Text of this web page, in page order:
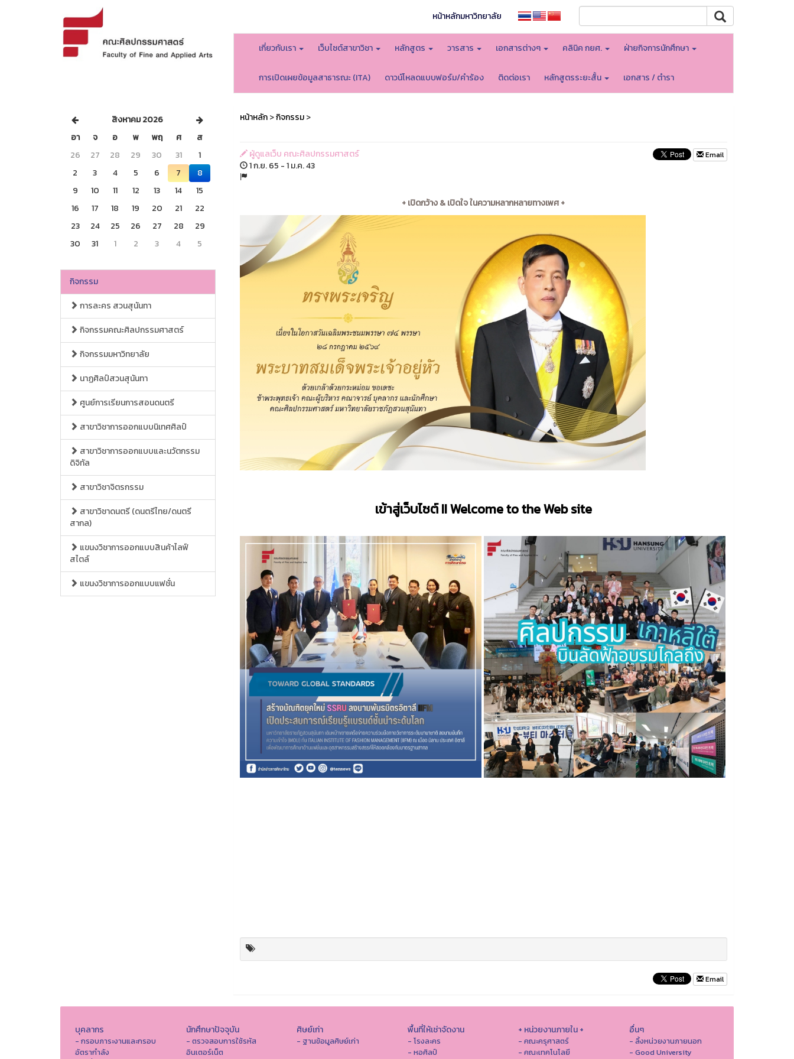
หน้าหลักมหาวิทยาลัย
เกี่ยวกับเรา เว็บไซต์สาขาวิชา หลักสูตร วารสาร เอกสารต่างๆ คลินิค กยศ. ฝ่ายกิจการนักศึกษา
การเปิดเผยข้อมูลสาธารณะ (ITA) ดาวน์โหลดแบบฟอร์ม/คำร้อง ติดต่อเรา หลักสูตรระยะสั้น เอกสาร / ตำรา
สิงหาคม 2026
อา
จ อ พ พฤ ศ
ส
26
27 28 29 30 31
1
2
3 4 5 6 7
8
9
10 11 12 13 14
15
16
17 18 19 20 21
22
23
24 25 26 27 28
29
30
31 1 2 3 4 5
กิจกรรม
การละคร สวนสุนันทา
กิจกรรมคณะศิลปกรรมศาสตร์
กิจกรรมมหาวิทยาลัย
นาฏศิลป์สวนสุนันทา
ศูนย์การเรียนการสอนดนตรี
สาขาวิชาการออกแบบนิเทศศิลป์
สาขาวิชาการออกแบบและนวัตกรรม
ดิจิทัล
สาขาวิชาจิตรกรรม
สาขาวิชาดนตรี (ดนตรีไทย/ดนตรี
สากล)
แขนงวิชาการออกแบบสินค้าไลฟ์
สไตล์
แขนงวิชาการออกแบบแฟชั่น
หน้าหลัก>กิจกรรม>
ผู้ดูแลเว็บ คณะศิลปกรรมศาสตร์
1 ก.ย. 65 - 1 ม.ค. 43
Email
+ เปิดกว้าง & เปิดใจ ในความหลากหลายทางเพศ +
เข้าสู่เว็บไซต์IIWelcome to theWeb site
Email
บุคลากร
- กรอบภาระงานและกรอบ
อัตรากำลัง
นักศึกษาปัจจุบัน
- ตรวจสอบการใช้รหัส
อินเตอร์เน็ต
ศิษย์เก่า
- ฐานข้อมูลศิษย์เก่า
พื้นที่ให้เช่าจัดงาน
- โรงละคร
- หอศิลป์
+ หน่วยงานภายใน +
- คณะครุศาสตร์
- คณะเทคโนโลยี
อื่นๆ
- ลิ้งหน่วยงานภายนอก
- Good University